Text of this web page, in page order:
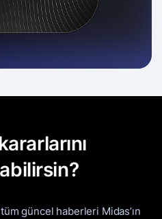
güncel haberleri Midas’ın